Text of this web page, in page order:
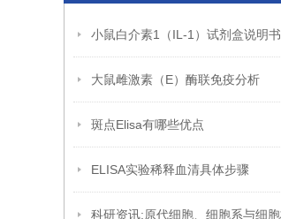
小鼠白介素1（IL-1）试剂盒说明书
大鼠雌激素（E）酶联免疫分析
斑点Elisa有哪些优点
ELISA实验稀释血清具体步骤